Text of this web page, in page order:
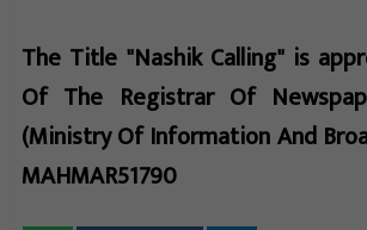
The Title "Nashik Calling" is
Of The Registrar Of
(Ministry Of Information And
MAHMAR51790